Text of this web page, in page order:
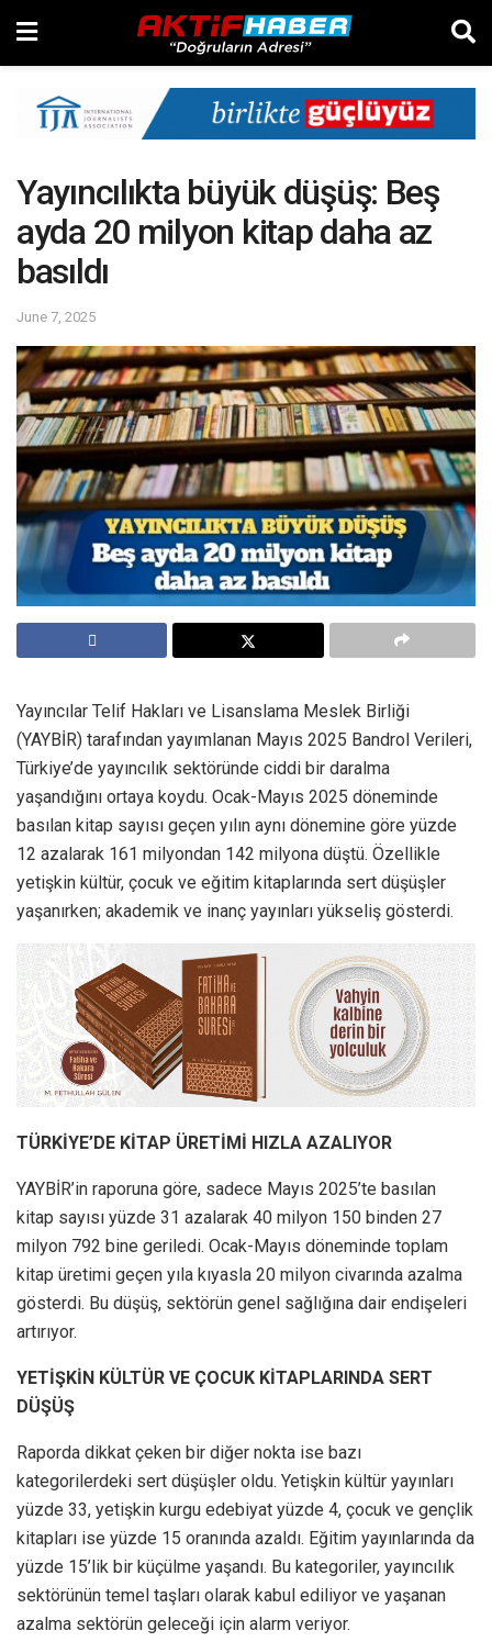
Yayıncılıkta büyük düşüş: Beş
ayda 20 milyon kitap daha az
basıldı
June 7, 2025
Yayıncılar Telif Hakları ve Lisanslama Meslek Birliği
(YAYBİR) tarafından yayımlanan Mayıs 2025 Bandrol Verileri,
Türkiye’de yayıncılık sektöründe ciddi bir daralma
yaşandığını ortaya koydu. Ocak-Mayıs 2025 döneminde
basılan kitap sayısı geçen yılın aynı dönemine göre yüzde
12 azalarak 161 milyondan 142 milyona düştü. Özellikle
yetişkin kültür, çocuk ve eğitim kitaplarında sert düşüşler
yaşanırken; akademik ve inanç yayınları yükseliş gösterdi.
TÜRKİYE’DE KİTAP ÜRETİMİ HIZLA AZALIYOR
YAYBİR’in raporuna göre, sadece Mayıs 2025’te basılan
kitap sayısı yüzde 31 azalarak 40 milyon 150 binden 27
milyon 792 bine geriledi. Ocak-Mayıs döneminde toplam
kitap üretimi geçen yıla kıyasla 20 milyon civarında azalma
gösterdi. Bu düşüş, sektörün genel sağlığına dair endişeleri
artırıyor.
YETİŞKİN KÜLTÜR VE ÇOCUK KİTAPLARINDA SERT
DÜŞÜŞ
Raporda dikkat çeken bir diğer nokta ise bazı
kategorilerdeki sert düşüşler oldu. Yetişkin kültür yayınları
yüzde 33, yetişkin kurgu edebiyat yüzde 4, çocuk ve gençlik
kitapları ise yüzde 15 oranında azaldı. Eğitim yayınlarında da
yüzde 15’lik bir küçülme yaşandı. Bu kategoriler, yayıncılık
sektörünün temel taşları olarak kabul ediliyor ve yaşanan
azalma sektörün geleceği için alarm veriyor.